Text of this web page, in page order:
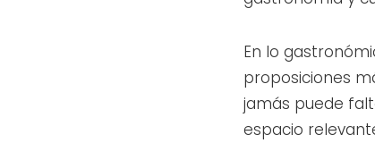
En lo
proposiciones
jamás puede
espacio